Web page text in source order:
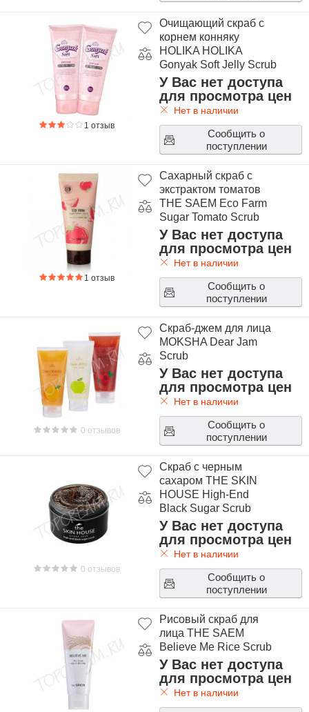
1 отзыв
Очищающий скраб с
корнем конняку
HOLIKA HOLIKA
Gonyak Soft Jelly Scrub
У Вас нет доступа
для просмотра цен
Нет в наличии
Сообщить о
поступлении
1 отзыв
Сахарный скраб с
экстрактом томатов
THE SAEM Eco Farm
Sugar Tomato Scrub
У Вас нет доступа
для просмотра цен
Нет в наличии
Сообщить о
поступлении
0 отзывов
Скраб-джем для лица
MOKSHA Dear Jam
Scrub
У Вас нет доступа
для просмотра цен
Нет в наличии
Сообщить о
поступлении
0 отзывов
Скраб с черным
сахаром THE SKIN
HOUSE High-End
Black Sugar Scrub
У Вас нет доступа
для просмотра цен
Нет в наличии
Сообщить о
поступлении
Рисовый скраб для
лица THE SAEM
Believe Me Rice Scrub
У Вас нет доступа
для просмотра цен
Нет в наличии